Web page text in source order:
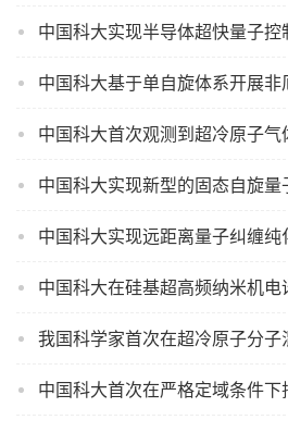
中国科大实现半导体超快量子控
中国科大首次观测到超冷原子气
中国科大实现新型的固态自旋量
中国科大实现远距离量子纠缠纯
中国科大在硅基超高频纳米机